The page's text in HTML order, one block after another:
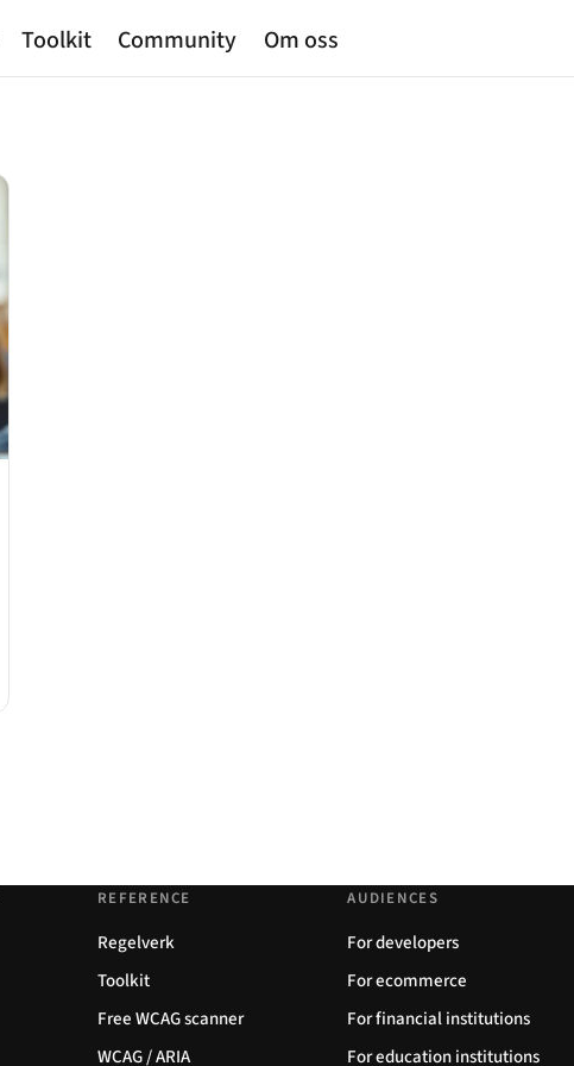
Toolkit Community Om oss
REFERENCE
Regelverk
Toolkit
Free WCAG scanner
WCAG / ARIA
AUDIENCES
For developers
For ecommerce
For financial institutions
For education institutions